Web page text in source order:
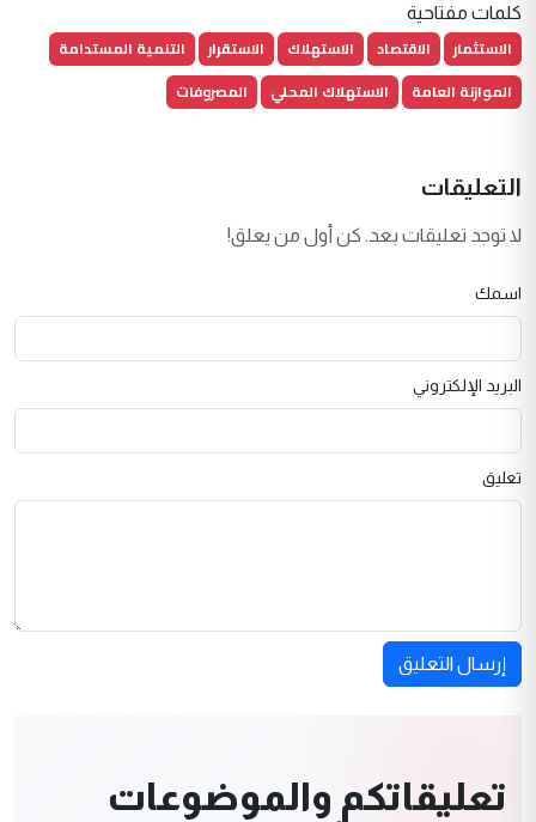
كلمات مفتاحية
الاستثمار الاقتصاد الاستهلاك الاستقرار
التنمية المستدامة
الموازنة العامة
الاستهلاك المحلي المصروفات
التعليقات
لا توجد تعليقات بعد. كن أول من يعلق!
اسمك
البريد الإلكتروني
تعليق
إرسال التعليق
تعليقاتكم والموضوعات